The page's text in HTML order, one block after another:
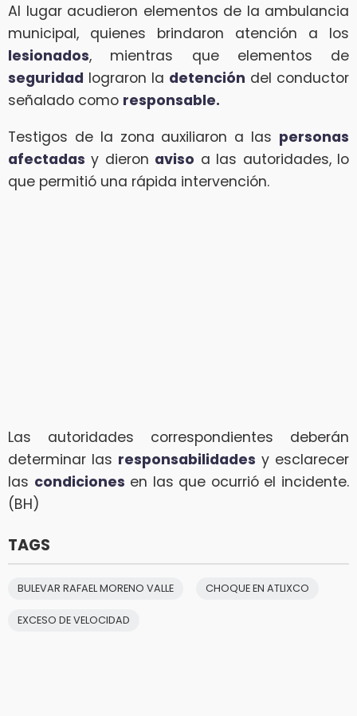
Al lugar acudieron elementos de la ambulancia
municipal, quienes brindaron atención a los
lesionados, mientras que elementos de
seguridad lograron la detención del conductor
señalado como responsable.
Testigos de la zona auxiliaron a las personas
afectadas y dieron aviso a las autoridades, lo
que permitió una rápida intervención.
Las autoridades correspondientes deberán
determinar las responsabilidades y esclarecer
las condiciones en las que ocurrió el incidente.
(BH)
TAGS
BULEVAR RAFAEL MORENO VALLE CHOQUE EN ATLIXCO
EXCESO DE VELOCIDAD